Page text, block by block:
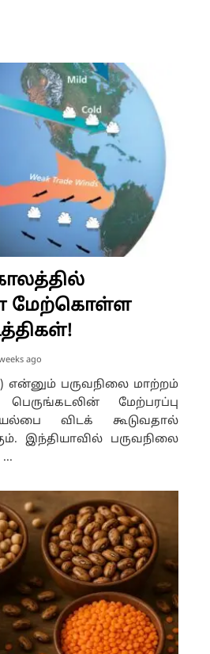
மேற்கொள்ள
ago
என்னும் பருவநிலை மாற்றம்
மேற்பரப்பு
விடக் கூடுவதால்
இந்தியாவில் பருவநிலை